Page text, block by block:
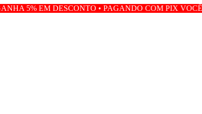
• PAGANDO COM PIX VOCÊ GANHA 5%